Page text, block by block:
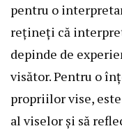
pentru o
rețineți că
depinde de
visător. Pentru o
propriilor vise,
al viselor și să